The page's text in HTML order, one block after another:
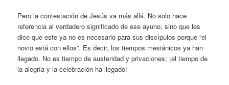
Pero la contestación de Jesús va más allá. No solo hace
referencia al verdadero significado de ese ayuno, sino que les
dice que este ya no es necesario para sus discípulos porque “el
novio está con ellos”. Es decir, los tiempos mesiánicos ya han
llegado. No es tiempo de austeridad y privaciones; ¡el tiempo de
la alegría y la celebración ha llegado!